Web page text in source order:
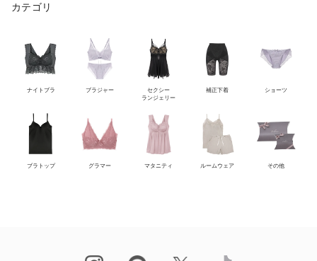
カテゴリ
ナイトブラ ブラジャー
セクシー
ランジェリー
補正下着 ショーツ
ブラトップ グラマー マタニティ ルームウェア その他